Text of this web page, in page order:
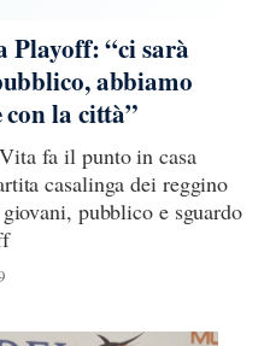
“ci sarà
abbiamo
la città”
fa il punto in casa
casalinga dei reggino
pubblico e sguardo